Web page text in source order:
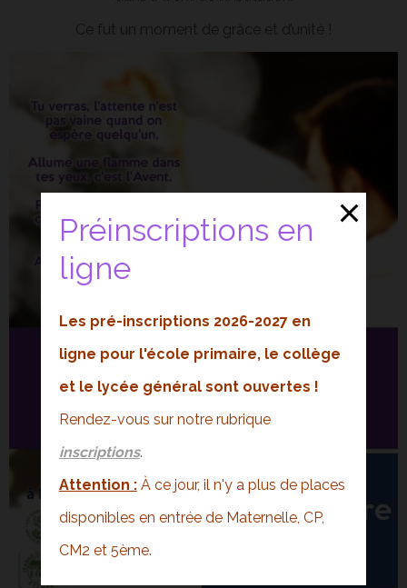
Ce fut un moment de grâce et d’unité !
Préinscriptions en
ligne
Les pré-inscriptions 2026-2027 en
ligne pour l'école primaire, le collège
et le lycée général sont ouvertes !
Rendez-vous sur notre rubrique
inscriptions.
Attention :À ce jour, il n'y a plus de places
disponibles en entrée de Maternelle, CP,
CM2 et 5ème.